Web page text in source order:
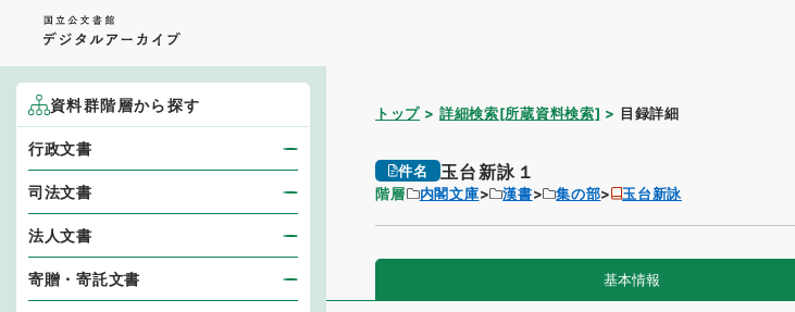
トップ 詳細検索[所蔵資料検索] 目録詳細
件名 玉台新詠１
階層 内閣文庫 漢書 集の部 玉台新詠
基本情報
資料群階層から探す
行政文書
司法文書
法人文書
寄贈・寄託文書